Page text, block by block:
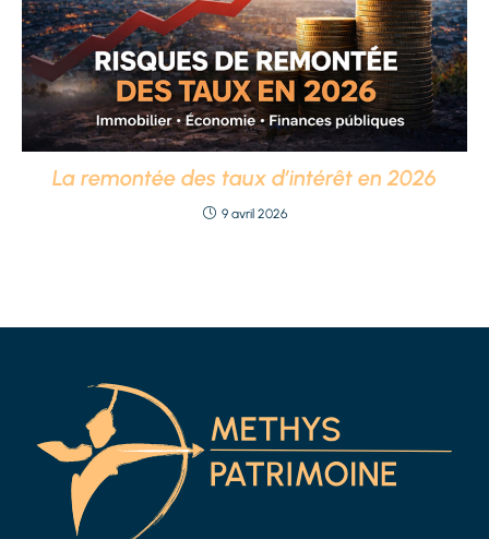
La remontée des taux d’intérêt en 2026
9 avril 2026